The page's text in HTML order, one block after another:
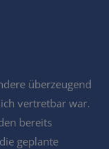
überzeugend
vertretbar war.
bereits
geplante